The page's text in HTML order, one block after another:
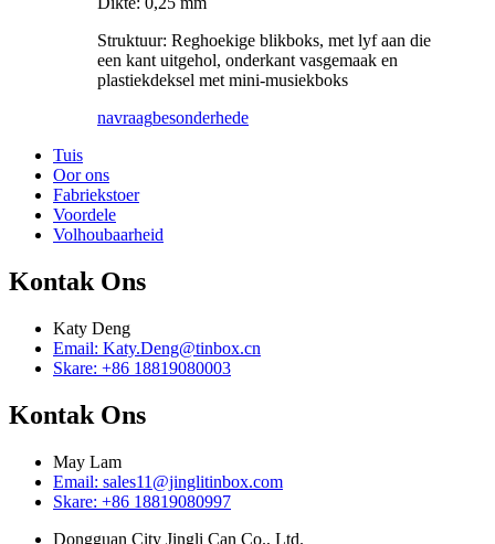
Struktuur: Reghoekige blikboks, met lyf aan die
een kant uitgehol, onderkant vasgemaak en
plastiekdeksel met mini-musiekboks
navraagbesonderhede
Tuis
Oor ons
Fabriekstoer
Voordele
Volhoubaarheid
Kontak Ons
Katy Deng
Email: Katy.Deng@tinbox.cn
Skare: +86 18819080003
Kontak Ons
May Lam
Email: sales11@jinglitinbox.com
Skare: +86 18819080997
Dongguan City Jingli Can Co., Ltd.